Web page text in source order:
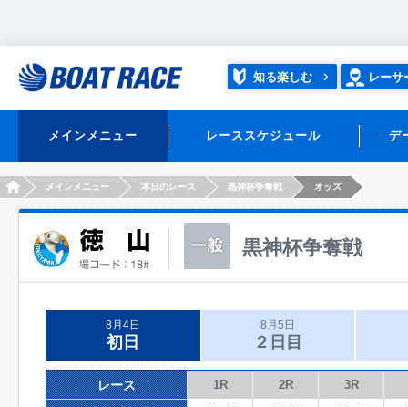
知る楽しむ レーサ
メインメニュー レーススケジュール デ
HOMEメインメニュー 本日のレース 黒神杯争奪戦 オッズ
黒神杯争奪戦
8月4日
初日
8月5日
２日目
レース 1R 2R 3R